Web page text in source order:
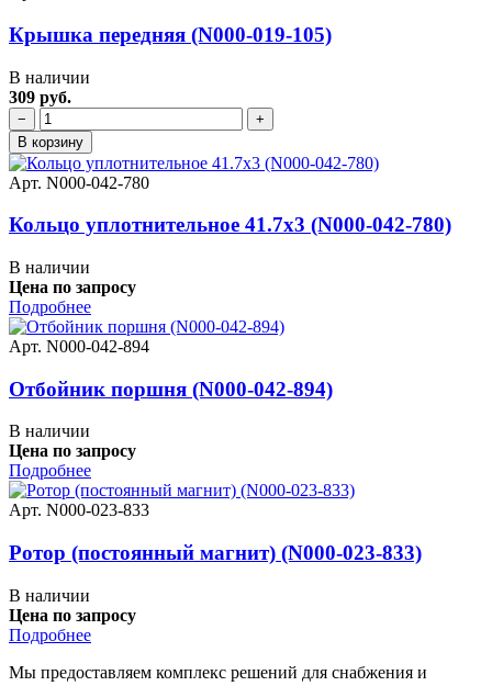
Крышка передняя (N000-019-105)
В наличии
309 руб.
−
+
В корзину
Арт. N000-042-780
Кольцо уплотнительное 41.7х3 (N000-042-780)
В наличии
Цена по запросу
Подробнее
Арт. N000-042-894
Отбойник поршня (N000-042-894)
В наличии
Цена по запросу
Подробнее
Арт. N000-023-833
Ротор (постоянный магнит) (N000-023-833)
В наличии
Цена по запросу
Подробнее
Мы предоставляем комплекс решений для снабжения и